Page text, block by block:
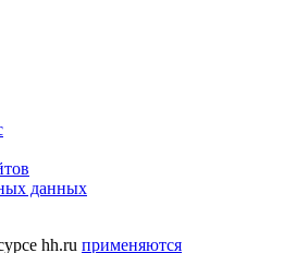
данных
hh.ru применяются